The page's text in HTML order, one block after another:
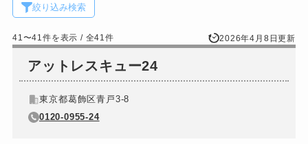
絞り込み検索
41〜41件を表示 / 全41件 2026年4月8日更新
アットレスキュー24
東京都葛飾区青戸3-8
0120-0955-24